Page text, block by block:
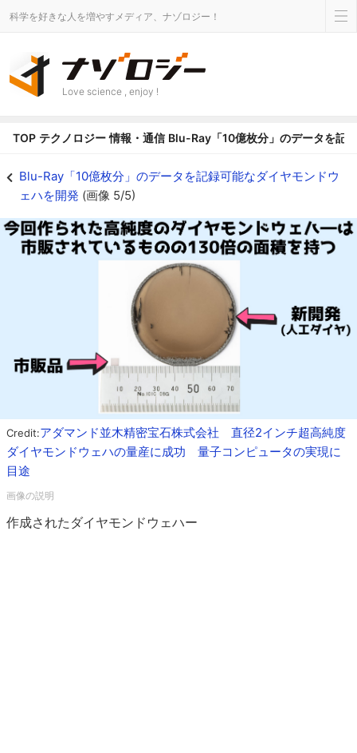
科学を好きな人を増やすメディア、ナゾロジー！
Love science , enjoy !
TOP テクノロジー 情報・通信 Blu-Ray「10億枚分」のデータを記
Blu-Ray「10億枚分」のデータを記録可能なダイヤモンドウ
ェハを開発 (画像 5/5)
Credit:アダマンド並木精密宝石株式会社 直径2インチ超高純度
ダイヤモンドウェハの量産に成功 量子コンピュータの実現に
目途
作成されたダイヤモンドウェハー